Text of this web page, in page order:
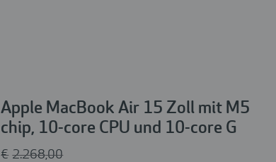
Apple MacBook Air 15 Zoll mit M5
chip, 10-core CPU und 10-core G
€ 2.268,00